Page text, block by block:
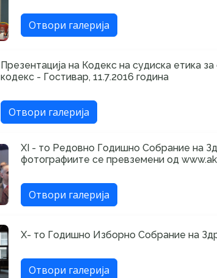
Отвори галерија
Презентација на Кодекс на судиска етика
кодекс - Гостивар, 11.7.2016 година
Отвори галерија
XI - то Редовно Годишно Собрание на
фотографиите се превземени од
Отвори галерија
X- то Годишно Изборно Собрание на
Отвори галерија